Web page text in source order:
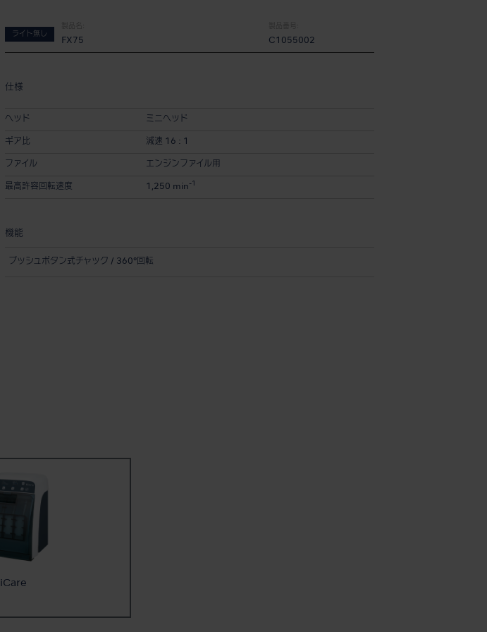
ライト無し
製品名:
FX75
製品番号:
C1055002
仕様
ヘッド ミニヘッド
ギア比 減速 16 : 1
ファイル エンジンファイル用
最高許容回転速度 1,250 min -1
機能
プッシュボタン式チャック / 360°回転
iCare